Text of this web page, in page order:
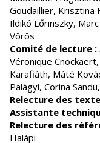
Goudaillier, Krisztina
Ildikó Lőrinszky,
Vörös
Comité de lecture :
Véronique
Karafiáth, Máté
Palágyi, Corina
Relecture des
Assistante
Relecture des
Halápi